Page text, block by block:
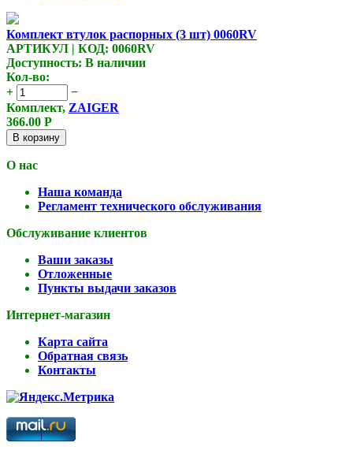
Комплект втулок распорных (3 шт) 0060RV
АРТИКУЛ | КОД: 0060RV
Доступность: В наличии
Кол-во:
+
−
Комплект, ZAIGER
366.00 Р
В корзину
О нас
Наша команда
Регламент технического обслуживания
Обслуживание клиентов
Ваши заказы
Отложенные
Пункты выдачи заказов
Интернет-магазин
Карта сайта
Обратная связь
Контакты